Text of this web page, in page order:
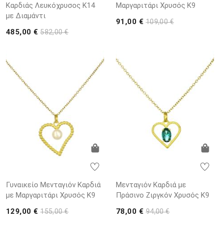
Καρδιάς Λευκόχρυσος K14
με Διαμάντι
485,00 €582,00 €
Μαργαριτάρι Χρυσός K9
91,00 €109,00 €
Γυναικείο Μενταγιόν Καρδιά
με Μαργαριτάρι Χρυσός K9
129,00 €155,00 €
Μενταγιόν Καρδιά με
Πράσινο Ζιργκόν Χρυσός K9
78,00 €94,00 €